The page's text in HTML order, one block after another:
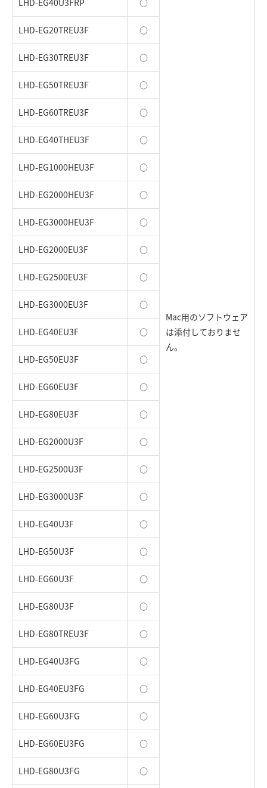
Mac用のソフトウェア
は添付しておりませ
ん。
LHD-EG40U3FRP ○
LHD-EG20TREU3F ○
LHD-EG30TREU3F ○
LHD-EG50TREU3F ○
LHD-EG60TREU3F ○
LHD-EG40THEU3F ○
LHD-EG1000HEU3F ○
LHD-EG2000HEU3F ○
LHD-EG3000HEU3F ○
LHD-EG2000EU3F ○
LHD-EG2500EU3F ○
LHD-EG3000EU3F ○
LHD-EG40EU3F ○
LHD-EG50EU3F ○
LHD-EG60EU3F ○
LHD-EG80EU3F ○
LHD-EG2000U3F ○
LHD-EG2500U3F ○
LHD-EG3000U3F ○
LHD-EG40U3F ○
LHD-EG50U3F ○
LHD-EG60U3F ○
LHD-EG80U3F ○
LHD-EG80TREU3F ○
LHD-EG40U3FG ○
LHD-EG40EU3FG ○
LHD-EG60U3FG ○
LHD-EG60EU3FG ○
LHD-EG80U3FG ○